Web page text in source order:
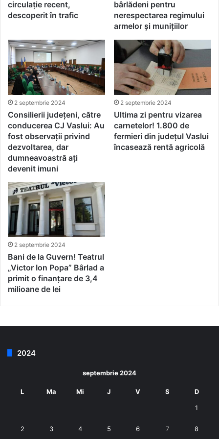
circulație recent,
descoperit în trafic
bârlădeni pentru
nerespectarea regimului
armelor și munițiilor
2 septembrie 2024
Consilierii județeni, către
conducerea CJ Vaslui: Au
fost observații privind
dezvoltarea, dar
dumneavoastră ați
devenit imuni
2 septembrie 2024
Ultima zi pentru vizarea
carnetelor! 1.800 de
fermieri din județul Vaslui
încasează rentă agricolă
2 septembrie 2024
Bani de la Guvern! Teatrul
„Victor Ion Popa” Bârlad a
primit o finanțare de 3,4
milioane de lei
2024
septembrie 2024
L Ma Mi J V S D
1
2 3 4 5 6 7 8